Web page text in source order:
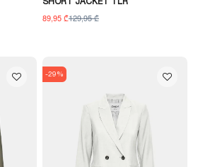
89,95 ₾129,95 ₾
-29%